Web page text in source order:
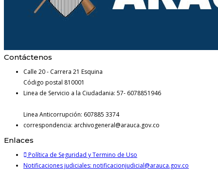
Contáctenos
Calle 20 - Carrera 21 Esquina
Código postal 810001
Linea de Servicio a la Ciudadania: 57- 6078851946
Linea Anticorrupción: 607885 3374
correspondencia: archivogeneral@arauca.gov.co
Enlaces
Política de Seguridad y Termino de Uso
Notificaciones judiciales: notificacionjudicial@arauca.gov.co